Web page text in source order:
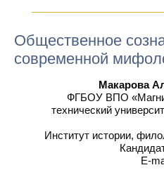
Общественное
современной
Макарова
ФГБОУ ВПО
технический
Институт истории,
E-